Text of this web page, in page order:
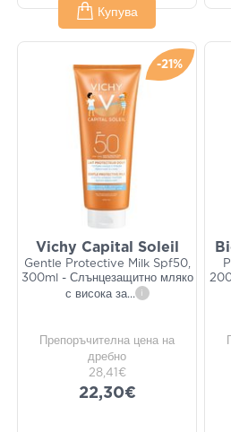
Купува
-21%
Vichy Capital Soleil
Gentle Protective Milk Spf50,
300ml - Слънцезащитно мляко
с висока за... i
Препоръчителна цена на
дребно
28,41€
22,30€